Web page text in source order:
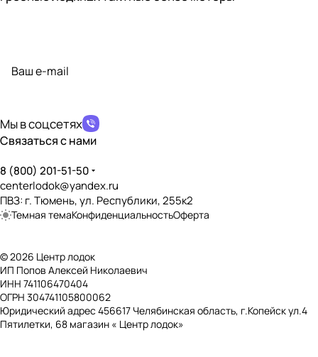
Мы в соцсетях
Связаться с нами
8 (800) 201-51-50
centerlodok@yandex.ru
ПВЗ: г. Тюмень, ул. Республики, 255к2
Темная темаКонфиденциальностьОферта
© 2026 Центр лодок
ИП Попов Алексей Николаевич
ИНН 741106470404
ОГРН 304741105800062
Юридический адрес 456617 Челябинская область, г.Копейск ул.4
Пятилетки, 68 магазин « Центр лодок»